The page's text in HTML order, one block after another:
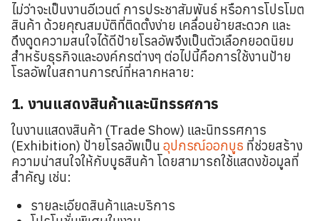
ไม่ว่าจะเป็นงานอีเวนต์ การประชาสัมพันธ์ หรือการโปรโมต
สินค้า ด้วยคุณสมบัติที่ติดตั้งง่าย เคลื่อนย้ายสะดวก และ
ดึงดูดความสนใจได้ดีป้ายโรลอัพจึงเป็นตัวเลือกยอดนิยม
สำหรับธุรกิจและองค์กรต่างๆ ต่อไปนี้คือการใช้งานป้าย
โรลอัพในสถานการณ์ที่หลากหลาย:
1. งานแสดงสินค้าและนิทรรศการ
ในงานแสดงสินค้า (Trade Show) และนิทรรศการ
(Exhibition) ป้ายโรลอัพเป็น อุปกรณ์ออกบูธ ที่ช่วยสร้าง
ความน่าสนใจให้กับบูธสินค้า โดยสามารถใช้แสดงข้อมูลที่
สำคัญ เช่น:
รายละเอียดสินค้าและบริการ